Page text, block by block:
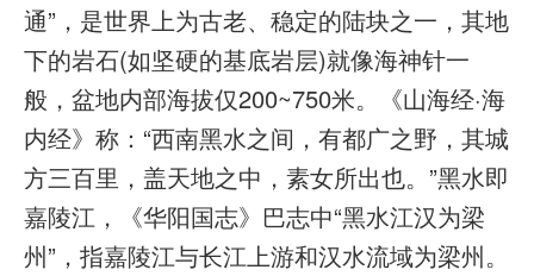
通”，是世界上为古老、稳定的陆块之一，其地
下的岩石(如坚硬的基底岩层)就像海神针一
般，盆地内部海拔仅200~750米。《山海经·海
内经》称：“西南黑水之间，有都广之野，其城
方三百里，盖天地之中，素女所出也。”黑水即
嘉陵江，《华阳国志》巴志中“黑水江汉为梁
州”，指嘉陵江与长江上游和汉水流域为梁州。